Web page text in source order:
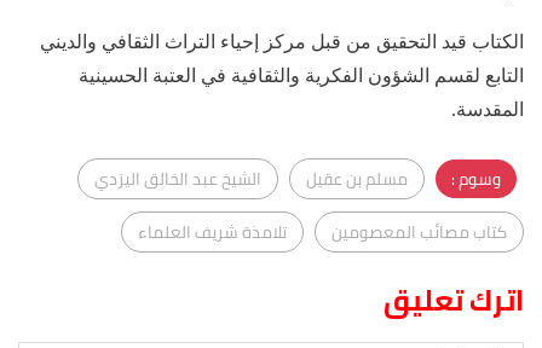
الكتاب قيد التحقيق من قبل مركز إحياء التراث الثقافي والديني
التابع لقسم الشؤون الفكرية والثقافية في العتبة الحسينية
المقدسة.
وسوم : مسلم بن عقيل
الشيخ عبد الخالق اليزدي
كتاب مصائب المعصومين
تلامذة شريف العلماء
اترك تعليق